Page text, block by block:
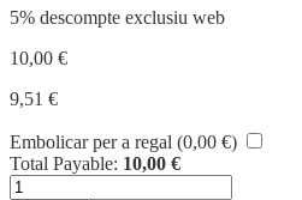
5% descompte exclusiu web
10,00 €
9,51 €
Embolicar per a regal (0,00 €)
Total Payable: 10,00 €
quantitat